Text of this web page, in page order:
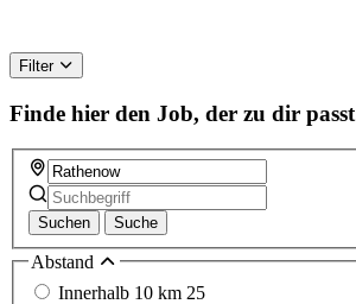
Filter
Finde hier den Job, der zu dir passt
Suchen Suche
Abstand
Innerhalb 10 km 25